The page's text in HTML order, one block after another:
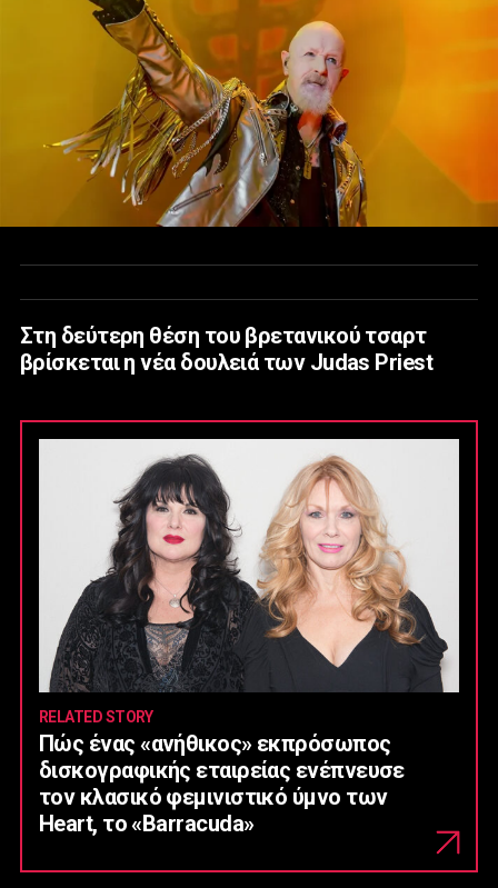
Στη δεύτερη θέση του βρετανικού τσαρτ
βρίσκεται η νέα δουλειά των Judas Priest
RELATED STORY
Πώς ένας «ανήθικος» εκπρόσωπος
δισκογραφικής εταιρείας ενέπνευσε
τον κλασικό φεμινιστικό ύμνο των
Heart, το «Barracuda»